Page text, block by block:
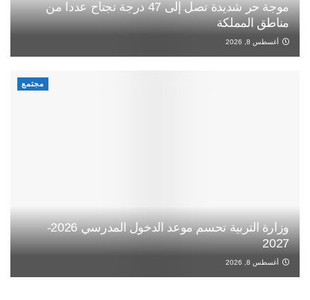
موجة حر شديدة تصل إلى 47 درجة تجتاح عددا من
مناطق المملكة
أغسطس 8, 2026
مجتمع
وزارة التربية تحسم موعد الدخول المدرسي 2026-
2027
أغسطس 8, 2026